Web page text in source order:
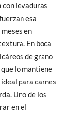
levaduras
esa
en
En boca
de grano
lo mantiene
para carnes
Uno de los
en el